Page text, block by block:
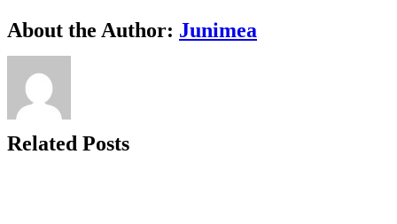
Facebook
X
Bluesky
Reddit
LinkedIn
WhatsApp
Telegram
Tumblr
Xing
Email
Copy
Link
About the Author: Junimea
Related Posts